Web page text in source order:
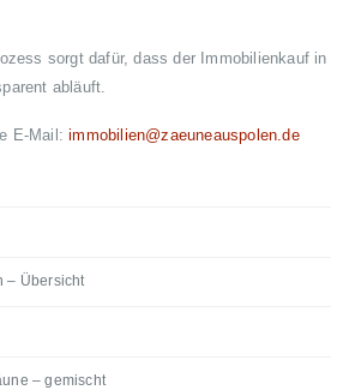
sorgt dafür, dass der Immobilienkauf in
abläuft.
E-Mail:immobilien@zaeuneauspolen.de
– Übersicht
– gemischt